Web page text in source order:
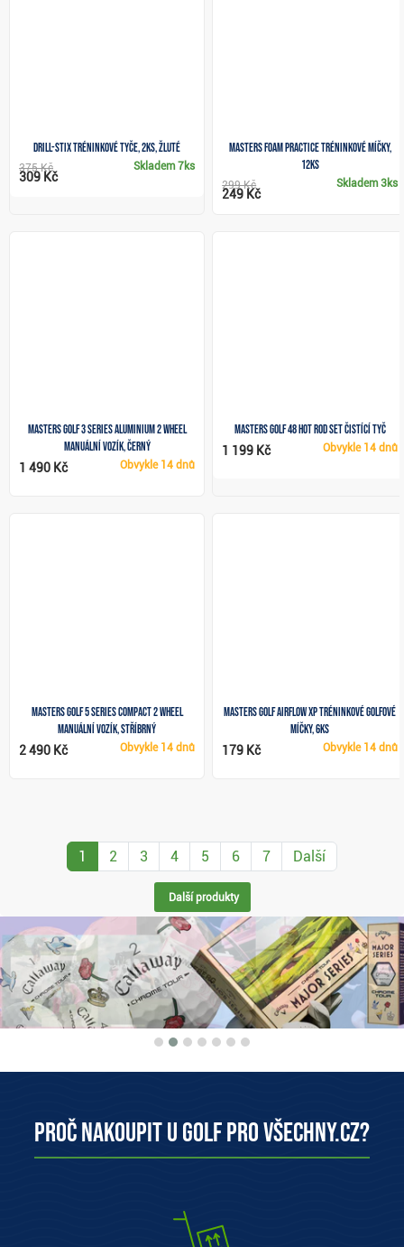
Drill-Stix tréninkové tyče, 2ks, žluté
Skladem7ks
375 Kč
309 Kč
Masters Foam Practice tréninkové míčky,
12ks
Skladem3ks
299 Kč
249 Kč
Masters Golf 3 Series Aluminium 2 Wheel
manuální vozík, černý
Obvykle 14 dnů
1 490 Kč
Masters Golf 48 Hot Rod Set čistící tyč
Obvykle 14 dnů
1 199 Kč
Masters Golf 5 Series Compact 2 Wheel
manuální vozík, stříbrný
Obvykle 14 dnů
2 490 Kč
Masters Golf Airflow XP tréninkové golfové
míčky, 6ks
Obvykle 14 dnů
179 Kč
1 2 3 4 5 6 7 Další
Další produkty
Proč nakoupit u Golf pro všechny.cz?